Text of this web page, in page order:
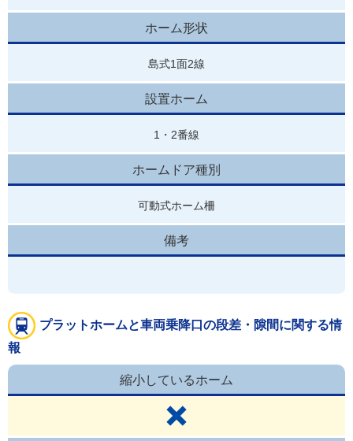
ホーム形状
島式1面2線
設置ホーム
1・2番線
ホームドア種別
可動式ホーム柵
備考
プラットホームと車両乗降口の段差・隙間に関する情
報
縮小しているホーム